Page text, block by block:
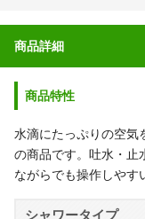
商品詳細
商品特性
水滴にたっぷりの空気
の商品です。吐水・止
ながらでも操作しやす
シャワータイプ